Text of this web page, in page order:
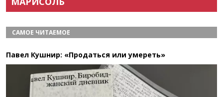
САМОЕ ЧИТАЕМОЕ
Павел Кушнир: «Продаться или умереть»